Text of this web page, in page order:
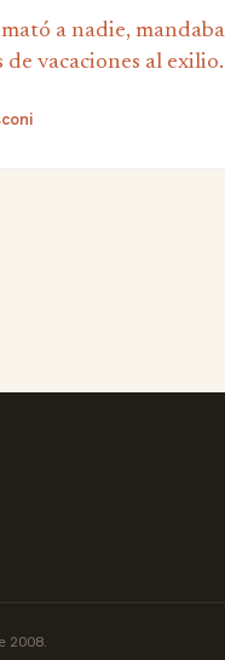
a nadie,
de vacaciones al exilio.
2008.